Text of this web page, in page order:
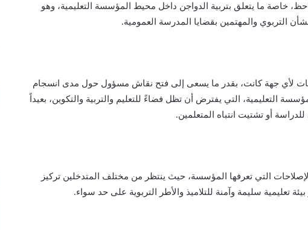
خاصة ما يتعلق بتربية الدواجن داخل محيط المؤسسة التعليمية، وهو
التربوي والمهتمين بقضايا المدرسة العمومية.
لأي جهة كانت، بقدر ما يسعى إلى فتح نقاش مسؤول حول مدى انسجام
التعليمية، التي يفترض أن تظل فضاءً للتعليم والتربية والتكوين، بعيداً
أو تشتيت انتباه المتعلمين.
التي تعرفها المؤسسة، حيث ينتظر من مختلف المتدخلين تركيز
تعليمية سليمة وآمنة للتلاميذ والأطر التربوية على حد سواء.